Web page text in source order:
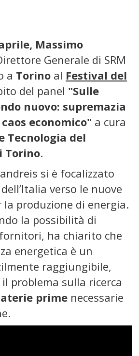
Massimo
Generale di SRM
a Torino al Festival del
del panel "Sulle
nuovo: supremazia
economico" a cura
Tecnologia del
Torino.
si è focalizzato
verso le nuove
la produzione di energia.
la possibilità di
ha chiarito che
energetica è un
raggiungibile,
problema sulla ricerca
prime necessarie